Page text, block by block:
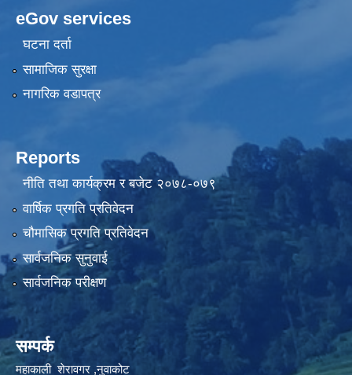
eGov services
घटना दर्ता
सामाजिक सुरक्षा
नागरिक वडापत्र
Reports
नीति तथा कार्यक्रम र बजेट २०७८-०७९
वार्षिक प्रगति प्रतिवेदन
चौमासिक प्रगति प्रतिवेदन
सार्वजनिक सुनुवाई
सार्वजनिक परीक्षण
सम्पर्क
महाकाली शेरावगर ,नुवाकोट